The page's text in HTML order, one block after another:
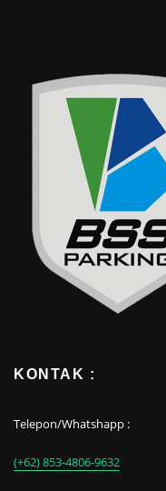
KONTAK :
Telepon/Whatshapp :
(+62) 853-4806-9632